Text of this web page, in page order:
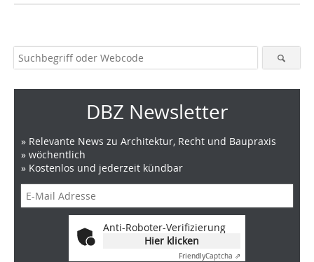
DBZ Newsletter
» Relevante News zu Architektur, Recht und Baupraxis
» wöchentlich
» Kostenlos und jederzeit kündbar
Anti-Roboter-Verifizierung
Hier klicken
FriendlyCaptcha ⇗